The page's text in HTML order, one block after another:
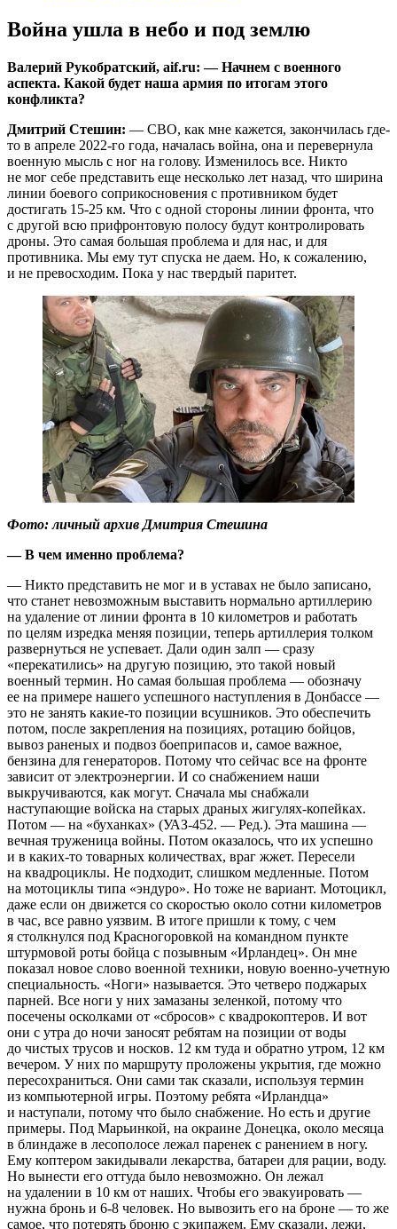
Война ушла в небо и под землю
Валерий Рукобратский, aif.ru: — Начнем с военного
аспекта. Какой будет наша армия по итогам этого
конфликта?
Дмитрий Стешин: — СВО, как мне кажется, закончилась где-
то в апреле 2022-го года, началась война, она и перевернула
военную мысль с ног на голову. Изменилось все. Никто
не мог себе представить еще несколько лет назад, что ширина
линии боевого соприкосновения с противником будет
достигать 15-25 км. Что с одной стороны линии фронта, что
с другой всю прифронтовую полосу будут контролировать
дроны. Это самая большая проблема и для нас, и для
противника. Мы ему тут спуска не даем. Но, к сожалению,
и не превосходим. Пока у нас твердый паритет.
Фото: личный архив Дмитрия Стешина
— В чем именно проблема?
— Никто представить не мог и в уставах не было записано,
что станет невозможным выставить нормально артиллерию
на удаление от линии фронта в 10 километров и работать
по целям изредка меняя позиции, теперь артиллерия толком
развернуться не успевает. Дали один залп — сразу
«перекатились» на другую позицию, это такой новый
военный термин. Но самая большая проблема — обозначу
ее на примере нашего успешного наступления в Донбассе —
это не занять какие-то позиции всушников. Это обеспечить
потом, после закрепления на позициях, ротацию бойцов,
вывоз раненых и подвоз боеприпасов и, самое важное,
бензина для генераторов. Потому что сейчас все на фронте
зависит от электроэнергии. И со снабжением наши
выкручиваются, как могут. Сначала мы снабжали
наступающие войска на старых драных жигулях-копейках.
Потом — на «буханках» (УАЗ-452. — Ред.). Эта машина —
вечная труженица войны. Потом оказалось, что их успешно
и в каких-то товарных количествах, враг жжет. Пересели
на квадроциклы. Не подходит, слишком медленные. Потом
на мотоциклы типа «эндуро». Но тоже не вариант. Мотоцикл,
даже если он движется со скоростью около сотни километров
в час, все равно уязвим. В итоге пришли к тому, с чем
я столкнулся под Красногоровкой на командном пункте
штурмовой роты бойца с позывным «Ирландец». Он мне
показал новое слово военной техники, новую военно-учетную
специальность. «Ноги» называется. Это четверо поджарых
парней. Все ноги у них замазаны зеленкой, потому что
посечены осколками от «сбросов» с квадрокоптеров. И вот
они с утра до ночи заносят ребятам на позиции от воды
до чистых трусов и носков. 12 км туда и обратно утром, 12 км
вечером. У них по маршруту проложены укрытия, где можно
пересохраниться. Они сами так сказали, используя термин
из компьютерной игры. Поэтому ребята «Ирландца»
и наступали, потому что было снабжение. Но есть и другие
примеры. Под Марьинкой, на окраине Донецка, около месяца
в блиндаже в лесополосе лежал паренек с ранением в ногу.
Ему коптером закидывали лекарства, батареи для рации, воду.
Но вынести его оттуда было невозможно. Он лежал
на удалении в 10 км от наших. Чтобы его эвакуировать —
нужна бронь и 6-8 человек. Но вывозить его на броне — то же
самое, что потерять броню с экипажем. Ему сказали, лежи,